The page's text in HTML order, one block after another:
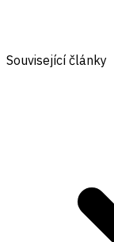
Související články